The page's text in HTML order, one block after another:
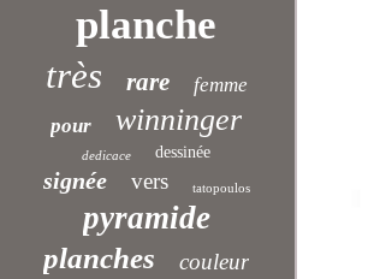
planche
très rare
femme
pour
winninger
dedicace dessinée
signée vers tatopoulos
pyramide
planches couleur